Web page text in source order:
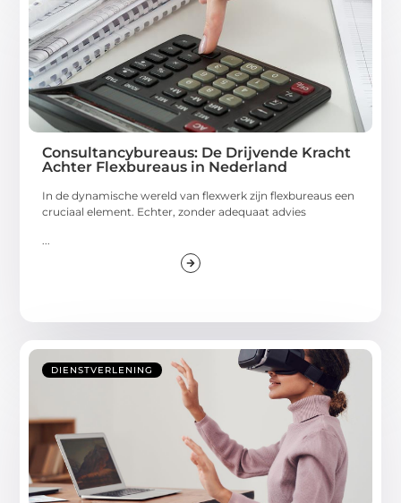
Consultancybureaus: De Drijvende Kracht
Achter Flexbureaus in Nederland
In de dynamische wereld van flexwerk zijn flexbureaus een
cruciaal element. Echter, zonder adequaat advies
...
DIENSTVERLENING